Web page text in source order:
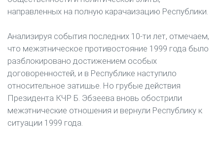
направленных на полную карачаизацию Республики.
Анализируя события последних 10-ти лет, отмечаем,
что межэтническое противостояние 1999 года было
разблокировано достижением особых
договоренностей, и в Республике наступило
относительное затишье. Но грубые действия
Президента КЧР Б. Эбзеева вновь обострили
межэтнические отношения и вернули Республику к
ситуации 1999 года.